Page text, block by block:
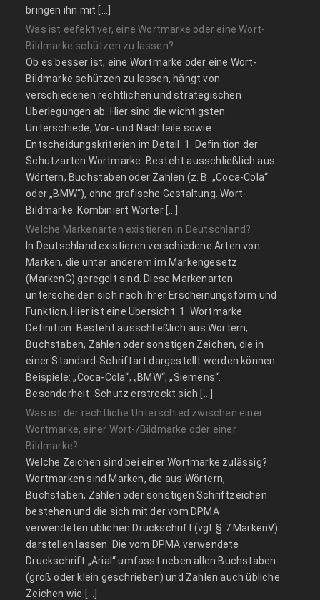
bringen ihn mit […]
Was ist eefektiver, eine Wortmarke oder eine Wort-
Bildmarke schützen zu lassen?
Ob es besser ist, eine Wortmarke oder eine Wort-
Bildmarke schützen zu lassen, hängt von
verschiedenen rechtlichen und strategischen
Überlegungen ab. Hier sind die wichtigsten
Unterschiede, Vor- und Nachteile sowie
Entscheidungskriterien im Detail: 1. Definition der
Schutzarten Wortmarke: Besteht ausschließlich aus
Wörtern, Buchstaben oder Zahlen (z. B. „Coca-Cola“
oder „BMW“), ohne grafische Gestaltung. Wort-
Bildmarke: Kombiniert Wörter […]
Welche Markenarten existieren in Deutschland?
In Deutschland existieren verschiedene Arten von
Marken, die unter anderem im Markengesetz
(MarkenG) geregelt sind. Diese Markenarten
unterscheiden sich nach ihrer Erscheinungsform und
Funktion. Hier ist eine Übersicht: 1. Wortmarke
Definition: Besteht ausschließlich aus Wörtern,
Buchstaben, Zahlen oder sonstigen Zeichen, die in
einer Standard-Schriftart dargestellt werden können.
Beispiele: „Coca-Cola“, „BMW“, „Siemens“.
Besonderheit: Schutz erstreckt sich […]
Was ist der rechtliche Unterschied zwischen einer
Wortmarke, einer Wort-/Bildmarke oder einer
Bildmarke?
Welche Zeichen sind bei einer Wortmarke zulässig?
Wortmarken sind Marken, die aus Wörtern,
Buchstaben, Zahlen oder sonstigen Schriftzeichen
bestehen und die sich mit der vom DPMA
verwendeten üblichen Druckschrift (vgl. § 7 MarkenV)
darstellen lassen. Die vom DPMA verwendete
Druckschrift „Arial“ umfasst neben allen Buchstaben
(groß oder klein geschrieben) und Zahlen auch übliche
Zeichen wie […]